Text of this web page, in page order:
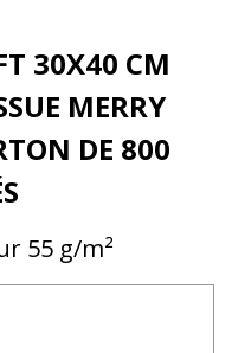
30X40 CM
MERRY
DE 800
55 g/m²